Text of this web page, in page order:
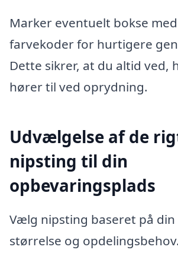
Marker eventuelt bokse
farvekoder for hurtigere
Dette sikrer, at du altid ved,
hører til ved oprydning.
Udvælgelse af de
nipsting til din
opbevaringsplads
Vælg nipsting baseret på
størrelse og